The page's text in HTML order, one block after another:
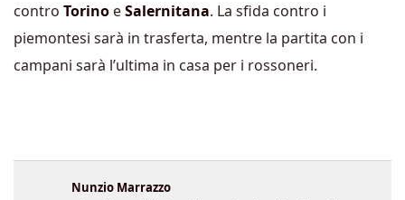
contro Torino eSalernitana. La sfida contro i
piemontesi sarà in trasferta, mentre la partita con i
campani sarà l’ultima in casa per i rossoneri.
Nunzio Marrazzo